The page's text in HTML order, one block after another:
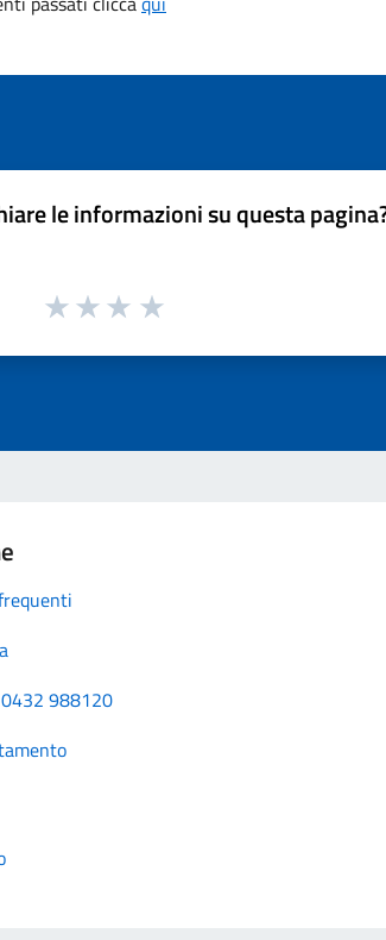
le informazioni su questa
988120